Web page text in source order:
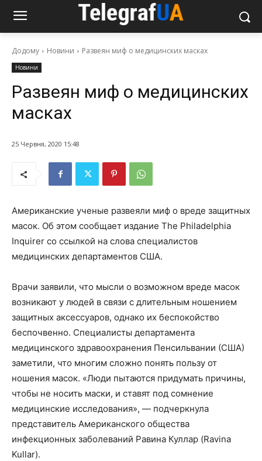
Додому Новини Развеян миф о медицинских масках
Новини
Развеян миф о медицинских
масках
25 Червня, 2020 15:48
Американские ученые развеяли миф о вреде защитных
масок. Об этом сообщает издание The Philadelphia
Inquirer со ссылкой на слова специалистов
медицинских департаментов США.
Врачи заявили, что мысли о возможном вреде масок
возникают у людей в связи с длительным ношением
защитных аксессуаров, однако их беспокойство
беспочвенно. Специалисты департамента
медицинского здравоохранения Пенсильвании (США)
заметили, что многим сложно понять пользу от
ношения масок. «Люди пытаются придумать причины,
чтобы не носить маски, и ставят под сомнение
медицинские исследования», — подчеркнула
представитель Американского общества
инфекционных заболеваний Равина Куллар (Ravina
Kullar).